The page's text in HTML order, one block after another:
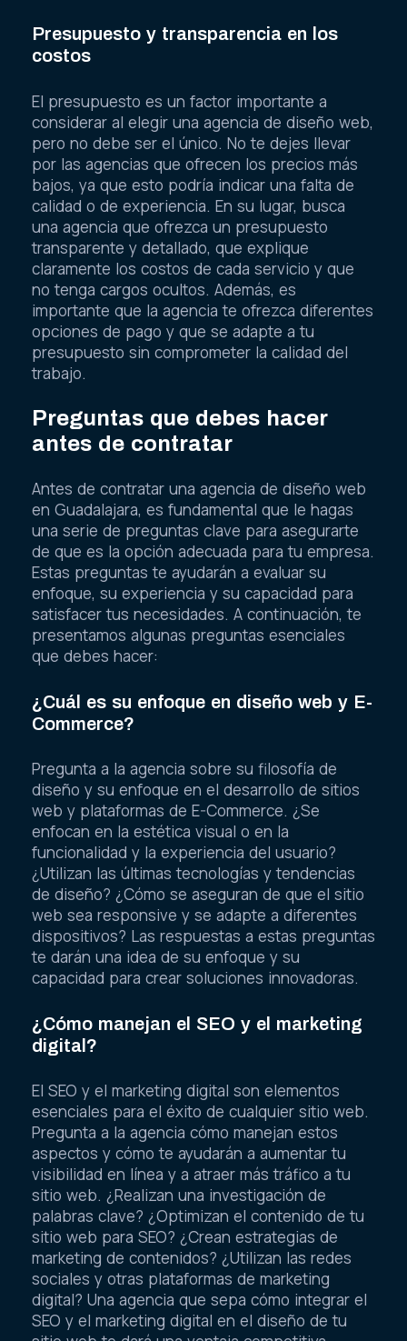
Presupuesto y transparencia en los
costos
El presupuesto es un factor importante a
considerar al elegir una agencia de diseño web,
pero no debe ser el único. No te dejes llevar
por las agencias que ofrecen los precios más
bajos, ya que esto podría indicar una falta de
calidad o de experiencia. En su lugar, busca
una agencia que ofrezca un presupuesto
transparente y detallado, que explique
claramente los costos de cada servicio y que
no tenga cargos ocultos. Además, es
importante que la agencia te ofrezca diferentes
opciones de pago y que se adapte a tu
presupuesto sin comprometer la calidad del
trabajo.
Preguntas que debes hacer
antes de contratar
Antes de contratar una agencia de diseño web
en Guadalajara, es fundamental que le hagas
una serie de preguntas clave para asegurarte
de que es la opción adecuada para tu empresa.
Estas preguntas te ayudarán a evaluar su
enfoque, su experiencia y su capacidad para
satisfacer tus necesidades. A continuación, te
presentamos algunas preguntas esenciales
que debes hacer:
¿Cuál es su enfoque en diseño web y E-
Commerce?
Pregunta a la agencia sobre su filosofía de
diseño y su enfoque en el desarrollo de sitios
web y plataformas de E-Commerce. ¿Se
enfocan en la estética visual o en la
funcionalidad y la experiencia del usuario?
¿Utilizan las últimas tecnologías y tendencias
de diseño? ¿Cómo se aseguran de que el sitio
web sea responsive y se adapte a diferentes
dispositivos? Las respuestas a estas preguntas
te darán una idea de su enfoque y su
capacidad para crear soluciones innovadoras.
¿Cómo manejan el SEO y el marketing
digital?
El SEO y el marketing digital son elementos
esenciales para el éxito de cualquier sitio web.
Pregunta a la agencia cómo manejan estos
aspectos y cómo te ayudarán a aumentar tu
visibilidad en línea y a atraer más tráfico a tu
sitio web. ¿Realizan una investigación de
palabras clave? ¿Optimizan el contenido de tu
sitio web para SEO? ¿Crean estrategias de
marketing de contenidos? ¿Utilizan las redes
sociales y otras plataformas de marketing
digital? Una agencia que sepa cómo integrar el
SEO y el marketing digital en el diseño de tu